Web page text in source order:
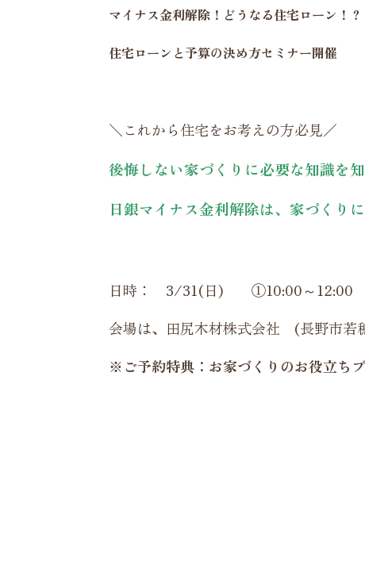
マイナス金利解除！どうなる住宅ローン！？
住宅ローンと予算の決め方セミナー開催
＼これから住宅をお考えの方必見／
後悔しない家づくりに必要な知識を
日銀マイナス金利解除は、家づくり
日時： 3/31(日) ①10:00～
会場は、田尻木材株式会社 (長野市若
※ご予約特典：お家づくりのお役立ち